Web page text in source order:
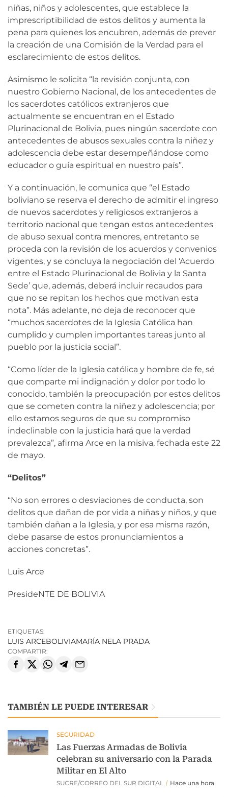
niñas, niños y adolescentes, que establece la
imprescriptibilidad de estos delitos y aumenta la
pena para quienes los encubren, además de prever
la creación de una Comisión de la Verdad para el
esclarecimiento de estos delitos.
Asimismo le solicita “la revisión conjunta, con
nuestro Gobierno Nacional, de los antecedentes de
los sacerdotes católicos extranjeros que
actualmente se encuentran en el Estado
Plurinacional de Bolivia, pues ningún sacerdote con
antecedentes de abusos sexuales contra la niñez y
adolescencia debe estar desempeñándose como
educador o guía espiritual en nuestro país”.
Y a continuación, le comunica que “el Estado
boliviano se reserva el derecho de admitir el ingreso
de nuevos sacerdotes y religiosos extranjeros a
territorio nacional que tengan estos antecedentes
de abuso sexual contra menores, entretanto se
proceda con la revisión de los acuerdos y convenios
vigentes, y se concluya la negociación del ‘Acuerdo
entre el Estado Plurinacional de Bolivia y la Santa
Sede’ que, además, deberá incluir recaudos para
que no se repitan los hechos que motivan esta
nota”. Más adelante, no deja de reconocer que
“muchos sacerdotes de la Iglesia Católica han
cumplido y cumplen importantes tareas junto al
pueblo por la justicia social”.
“Como líder de la Iglesia católica y hombre de fe, sé
que comparte mi indignación y dolor por todo lo
conocido, también la preocupación por estos delitos
que se cometen contra la niñez y adolescencia; por
ello estamos seguros de que su compromiso
indeclinable con la justicia hará que la verdad
prevalezca”, afirma Arce en la misiva, fechada este 22
de mayo.
“Delitos”
“No son errores o desviaciones de conducta, son
delitos que dañan de por vida a niñas y niños, y que
también dañan a la Iglesia, y por esa misma razón,
debe pasarse de estos pronunciamientos a
acciones concretas”.
Luis Arce
PresideNTE DE BOLIVIA
ETIQUETAS:
LUIS ARCEBOLIVIAMARÍA NELA PRADA
COMPARTIR:
TAMBIÉN LE PUEDE INTERESAR